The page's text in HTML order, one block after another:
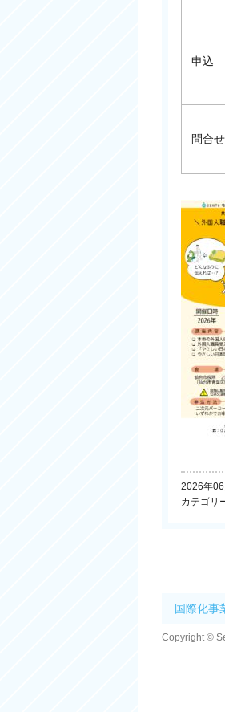
申込
問合せ
2026年06
カテゴリ
国際化事
Copyright ©